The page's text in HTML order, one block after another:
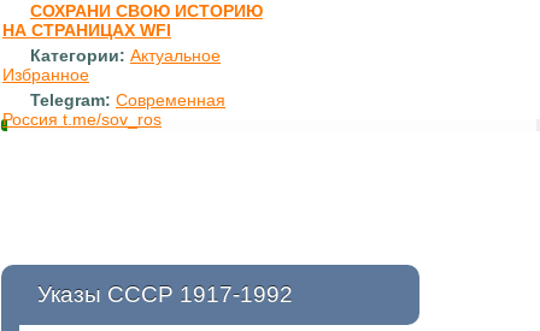
СОХРАНИ СВОЮ ИСТОРИЮ
НА СТРАНИЦАХ WFI
Категории: Актуальное
Избранное
Telegram: Современная
Россия t.me/sov_ros
Указы СССР 1917-1992